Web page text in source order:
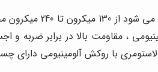
عایق الاستومری با
، مقاومت بالا در برابر
با روکش آلومینیومی